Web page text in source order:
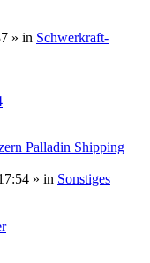
» in Schwerkraft-
Palladin Shipping
» in Sonstiges